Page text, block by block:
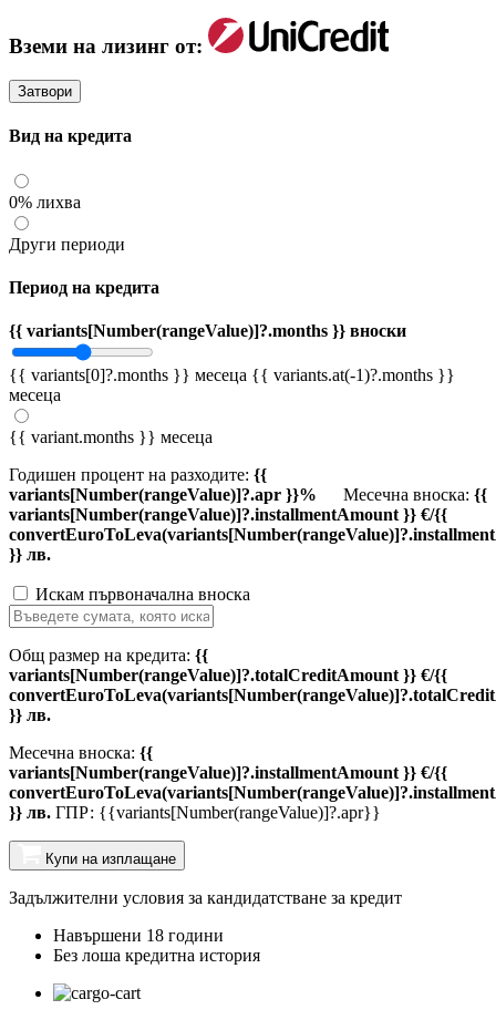
Вземи на лизинг от:
Затвори
Вид на кредита
0% лихва
Други периоди
Период на кредита
{{ variants[Number(rangeValue)]?.months }} вноски
{{ variants[0]?.months }} месеца {{ variants.at(-1)?.months }}
месеца
{{ variant.months }} месеца
Годишен процент на разходите: {{
variants[Number(rangeValue)]?.apr }}%
Месечна вноска: {{
variants[Number(rangeValue)]?.installmentAmount }} €/{{
}} лв.
Искам първоначална вноска
Общ размер на кредита: {{
variants[Number(rangeValue)]?.totalCreditAmount }} €/{{
}} лв.
Месечна вноска: {{
variants[Number(rangeValue)]?.installmentAmount }} €/{{
}} лв. ГПР: {{variants[Number(rangeValue)]?.apr}}
Купи на изплащане
Задължителни условия за кандидатстване за кредит
Навършени 18 години
Без лоша кредитна история